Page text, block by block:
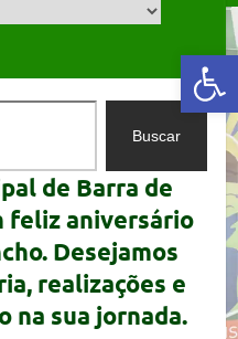
Abrir a barra de ferramentas
Buscar
de Barra de
feliz aniversário
Desejamos
realizações e
na sua jornada.